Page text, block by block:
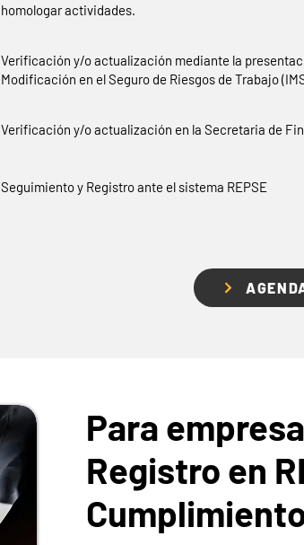
homologar actividades.
Verificación y/o actualización mediante la
Modificación en el Seguro de Riesgos de Trabajo
Verificación y/o actualización en la Secretaria de
Seguimiento y Registro ante el sistema REPSE
Para
Registro en